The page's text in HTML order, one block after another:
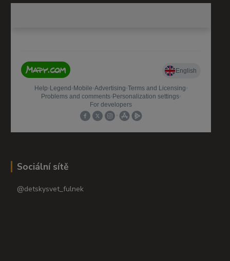
Sociální sítě
@detskysvet_fulnek